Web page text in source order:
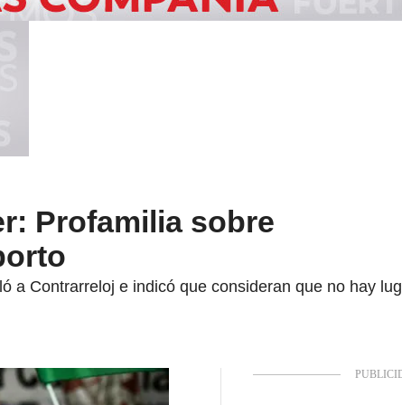
Profamilia sobre
a Contrarreloj e indicó que consideran que no hay